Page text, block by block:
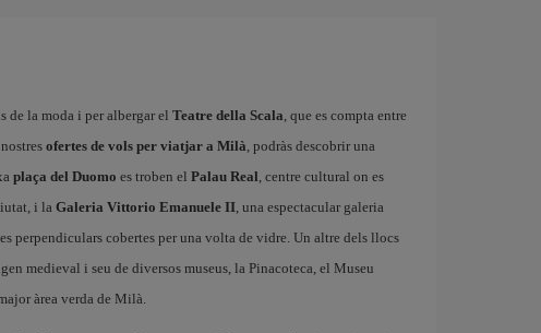
de la moda i per albergar el Teatre della Scala, que es compta entre
ofertes de vols per viatjar a Milà, podràs descobrir una
plaça del Duomo es troben el Palau Real, centre cultural on es
i la Galeria Vittorio Emanuele II, una espectacular galeria
perpendiculars cobertes per una volta de vidre. Un altre dels llocs
medieval i seu de diversos museus, la Pinacoteca, el Museu
àrea verda de Milà.